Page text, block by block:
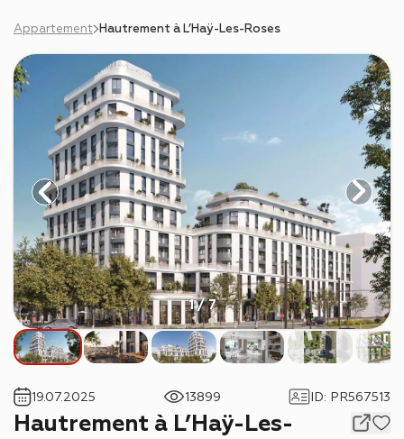
Appartement Hautrement à L’Haÿ-Les-Roses
1 / 7
Hautrement à L’Haÿ-Les-
19.07.2025 13899 ID: PR567513